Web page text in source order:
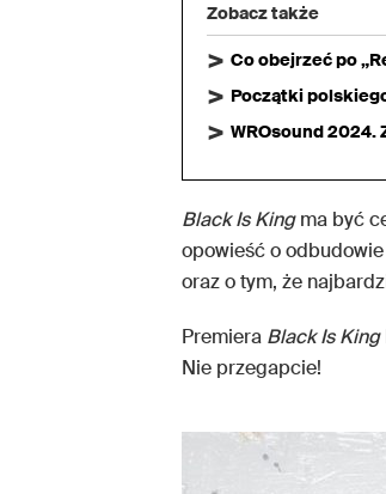
Zobacz także
Co obejrzeć po
Początki
WROsound 2024.
Black Is Kingma być
opowieść o
oraz o tym, że
Premiera Black Is King
Nie przegapcie!